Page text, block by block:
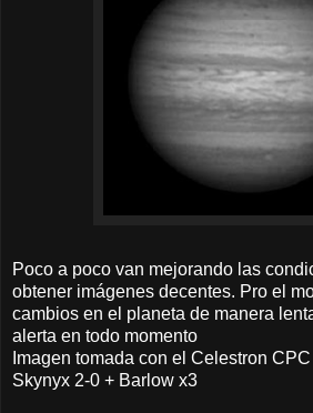
Poco a poco van mejorando las
obtener imágenes decentes. Pro el
cambios en el planeta de manera
alerta en todo momento
Imagen tomada con el Celestron
Skynyx 2-0 + Barlow x3